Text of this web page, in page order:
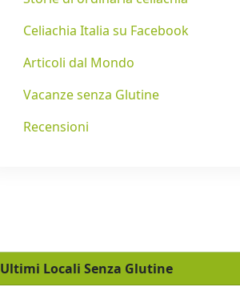
Celiachia Italia su Facebook
Articoli dal Mondo
Vacanze senza Glutine
Recensioni
Ultimi Locali Senza Glutine